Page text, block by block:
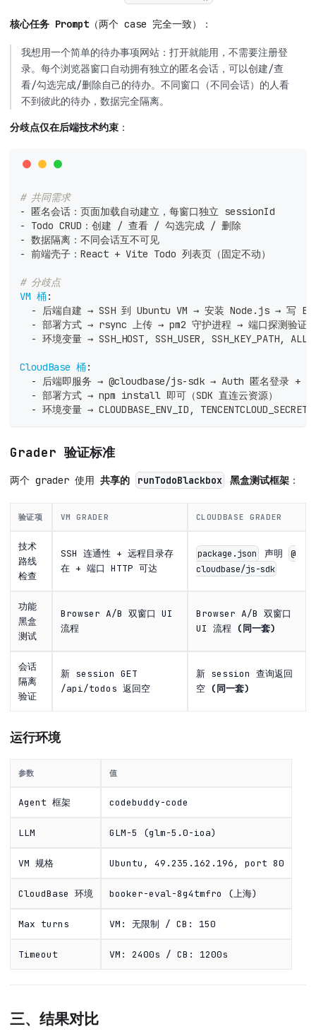
核心任务 Prompt （两个 case 完全一致）：
我想用一个简单的待办事项网站：打开就能用，不需要注册登
录。每个浏览器窗口自动拥有独立的匿名会话，可以创建/查
看/勾选完成/删除自己的待办。不同窗口（不同会话）的人看
不到彼此的待办，数据完全隔离。
分歧点仅在后端技术约束 ：
# 共同需求
-
匿名会话：页面加载自动建立，每窗口独立 sessionId
-
Todo CRUD：创建 / 查看 / 勾选完成 / 删除
- 数据隔离：不同会话互不可见
- 前端壳子：React + Vite Todo 列表页（固定不动）
# 分歧点
VM 桶 :
-
后端自建 → SSH 到 Ubuntu VM → 安装 Node.js → 写
- 部署方式 → rsync 上传 → pm2 守护进程 → 端口探测验证
- 环境变量 → SSH_HOST, SSH_USER , SSH_KEY_PATH,
CloudBase 桶 :
-
后端即服务 → @cloudbase/js-sdk → Auth 匿名登录 + 云
- 部署方式 → npm install 即可（SDK 直连云资源）
- 环境变量 → CLOUDBASE_ENV_ID ,
Grader 验证标准
两个 grader 使用 共享的 runTodoBlackbox 黑盒测试框架：
验证项 VM GRADER CLOUDBASE GRADER
技术
路线
检查
SSH 连通性 + 远程目录存
在 + 端口 HTTP 可达
package.json 声明
@
cloudbase/js-sdk
功能
黑盒
测试
Browser A/B 双窗口 UI
流程
Browser A/B 双窗口
UI 流程
(同一套)
会话
隔离
验证
新 session GET
/api/todos 返回空
新 session 查询返回
空 (同一套)
运行环境
参数 值
Agent 框架 codebuddy-code
LLM GLM-5 (glm-5.0-ioa)
VM 规格 Ubuntu, 49.235.162.196, port 80
CloudBase 环境 booker-eval-8g4tmfro (上海)
Max turns VM: 无限制 / CB: 150
Timeout VM: 2400s / CB: 1200s
三、结果对比